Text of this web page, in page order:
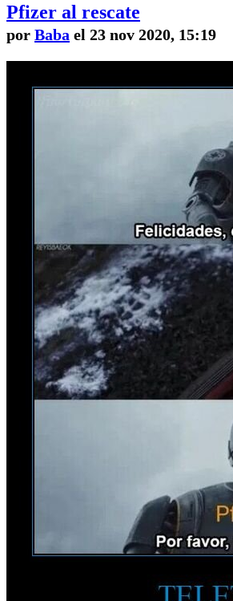
Pfizer al rescate
por Baba el 23 nov 2020, 15:19